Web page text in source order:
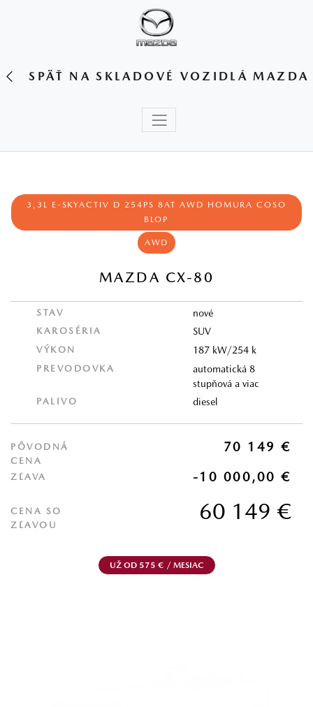
SPÄŤ NA SKLADOVÉ VOZIDLÁ MAZDA
3,3L E-SKYACTIV D 254PS 8AT AWD HOMURA COSO
BLOP
AWD
MAZDA CX-80
STAV nové
KAROSÉRIA SUV
VÝKON 187 kW/254 k
PREVODOVKA
automatická 8
stupňová a viac
PALIVO diesel
PÔVODNÁ
CENA
70 149 €
ZĽAVA -10 000,00 €
CENA SO
ZĽAVOU
60 149 €
UŽ OD 575 € / MESIAC